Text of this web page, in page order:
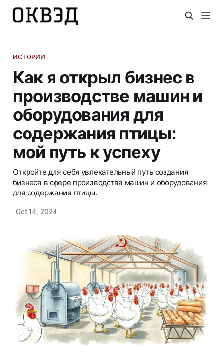
ИСТОРИИ
Как я открыл бизнес в
производстве машин и
оборудования для
содержания птицы:
мой путь к успеху
Откройте для себя увлекательный путь создания
бизнеса в сфере производства машин и оборудования
для содержания птицы.
Oct 14, 2024